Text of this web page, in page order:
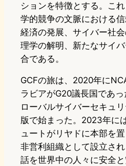
ションを特徴とする。こ
学的競争の文脈における
経済の発展、サイバー社
理学の解明、新たなサイ
合である。
GCFの旅は、2020年に
ラビアがG20議長国であ
ローバルサイバーセキュ
版で始まった。2023年に
ュートがリヤドに本部を
非営利組織として設立さ
話を世界中の人々に安全